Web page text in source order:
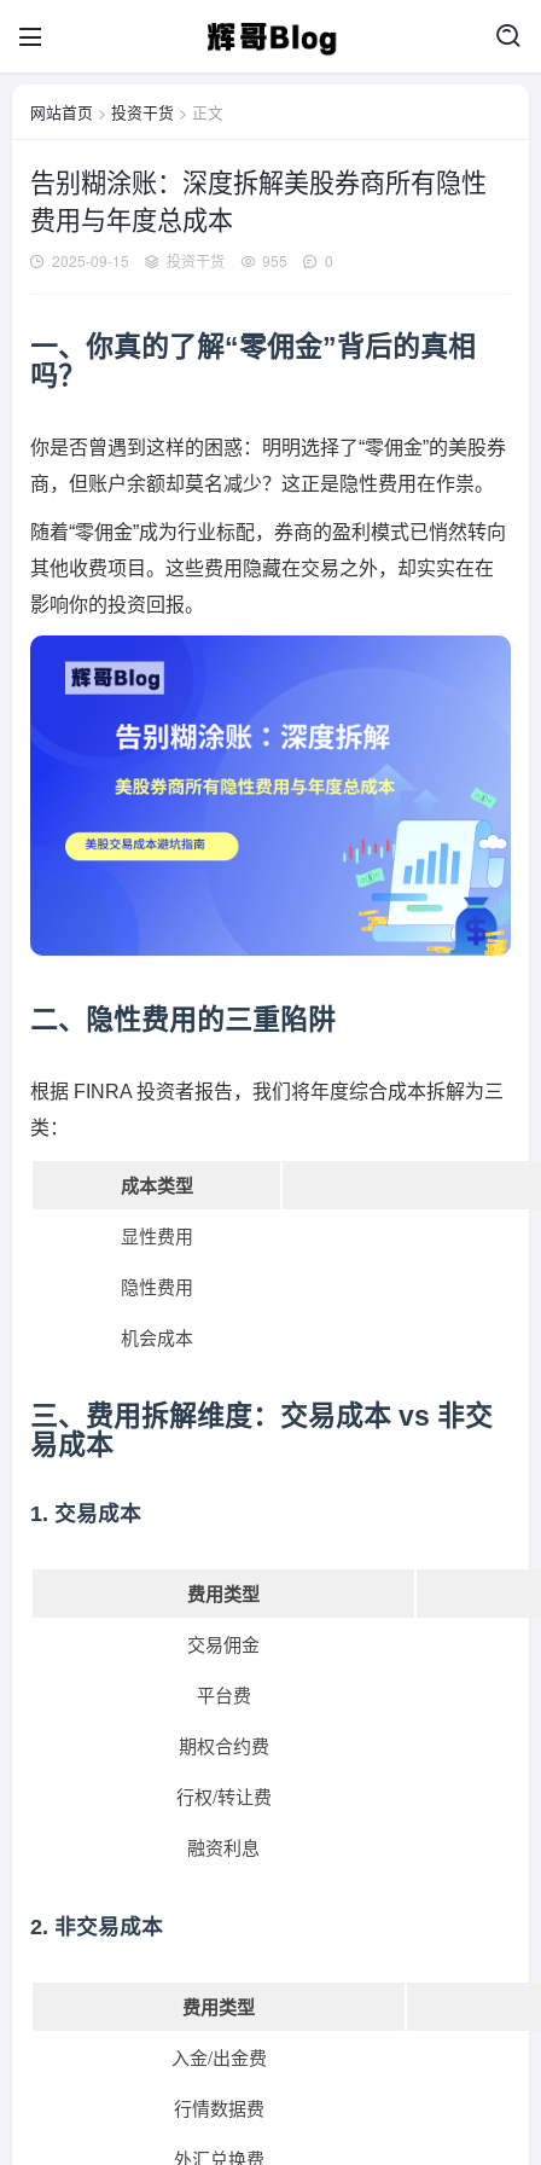
网站首页 > 投资干货 > 正文
告别糊涂账：深度拆解美股券商所有隐性
费用与年度总成本
2025-09-15 投资干货 955 0
一、你真的了解“零佣金”背后的真相
吗？
你是否曾遇到这样的困惑：明明选择了“零佣金”的美股券
商，但账户余额却莫名减少？这正是隐性费用在作祟。
随着“零佣金”成为行业标配，券商的盈利模式已悄然转向
其他收费项目。这些费用隐藏在交易之外，却实实在在
影响你的投资回报。
二、隐性费用的三重陷阱
根据 FINRA 投资者报告，我们将年度综合成本拆解为三
类：
成本类型
显性费用
隐性费用
机会成本
三、费用拆解维度：交易成本 vs 非交
易成本
1. 交易成本
费用类型
交易佣金
平台费
期权合约费
行权/转让费
融资利息
2. 非交易成本
费用类型
入金/出金费
行情数据费
外汇兑换费